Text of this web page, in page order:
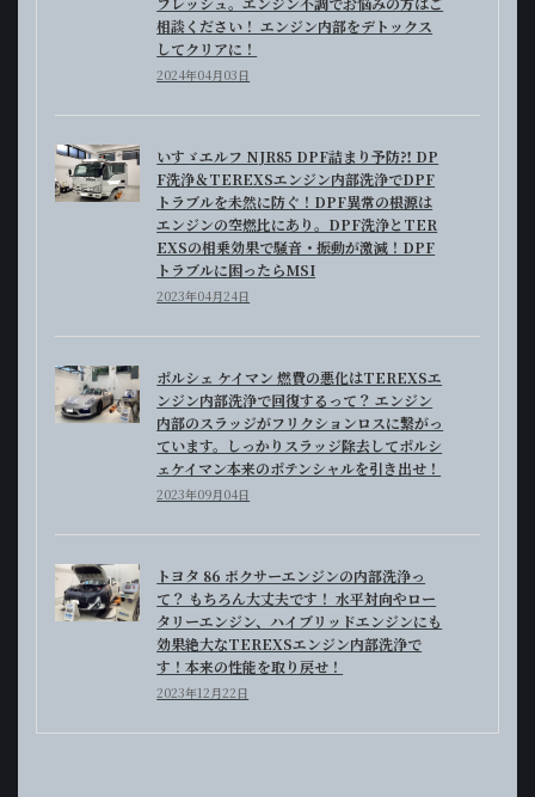
相談ください！ エンジン内部をデトックス
してクリアに！
2024年04月03日
いすゞエルフ NJR85 DPF詰まり予防⁈ DP
F洗浄＆TEREXSエンジン内部洗浄でDPF
トラブルを未然に防ぐ！DPF異常の根源は
エンジンの空燃比にあり。DPF洗浄とTER
EXSの相乗効果で騒音・振動が激減！DPF
トラブルに困ったらMSI
2023年04月24日
ポルシェ ケイマン 燃費の悪化はTEREXSエ
ンジン内部洗浄で回復するって？ エンジン
内部のスラッジがフリクションロスに繋がっ
ています。しっかりスラッジ除去してポルシ
ェケイマン本来のポテンシャルを引き出せ！
2023年09月04日
トヨタ 86 ボクサーエンジンの内部洗浄っ
て？ もちろん大丈夫です！ 水平対向やロー
タリーエンジン、ハイブリッドエンジンにも
効果絶大なTEREXSエンジン内部洗浄で
す！本来の性能を取り戻せ！
2023年12月22日